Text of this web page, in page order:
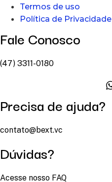
Termos de uso
Política de Privacidade
Fale Conosco
(47) 3311-0180
Precisa de ajuda?
contato@bext.vc
Dúvidas?
Acesse nosso FAQ